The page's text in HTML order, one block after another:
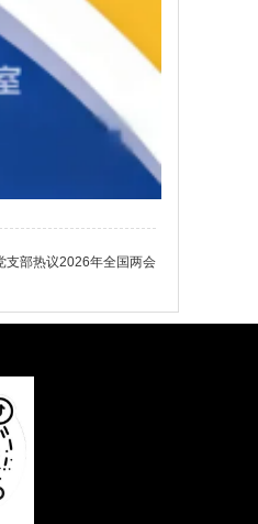
部热议2026年全国两会